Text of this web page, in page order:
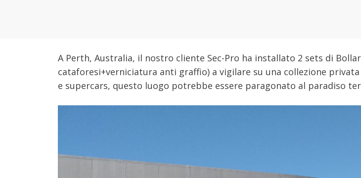
A Perth, Australia, il nostro cliente Sec-Pro ha installato 2 sets di
cataforesi+verniciatura anti graffio) a vigilare su una collezione
e supercars, questo luogo potrebbe essere paragonato al paradiso